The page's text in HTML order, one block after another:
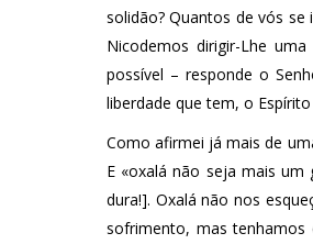
solidão? Quantos de vós
Nicodemos dirigir-Lhe
possível – responde o
liberdade que tem, o
Como afirmei já mais de
E «oxalá não seja mais
dura!]. Oxalá não nos
sofrimento, mas